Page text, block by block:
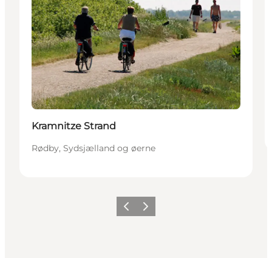
Kramnitze Strand
Rødby, Sydsjælland og øerne
ForrigeNæste